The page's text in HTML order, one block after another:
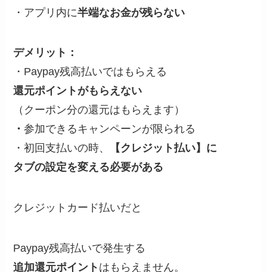
・アプリ内に半端なお金が残らない
デメリット：
・Paypay残高払いではもらえる
還元ポイントがもらえない
（クーポン分の還元はもらえます）
・参加できるキャンペーンが限られる
・初回支払いの時、
【クレジット払い】に
タブの設定を変える必要がある
クレジットカード払いだと
Paypay残高払いで発生する
追加還元ポイント はもらえません。